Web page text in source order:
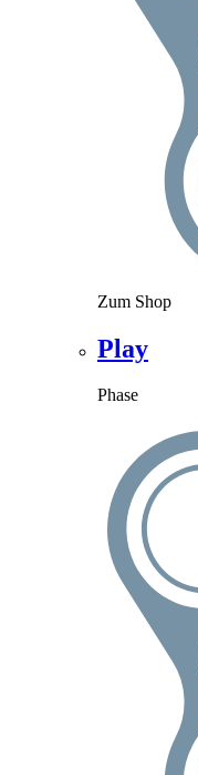
Zum Shop
Play
Phase